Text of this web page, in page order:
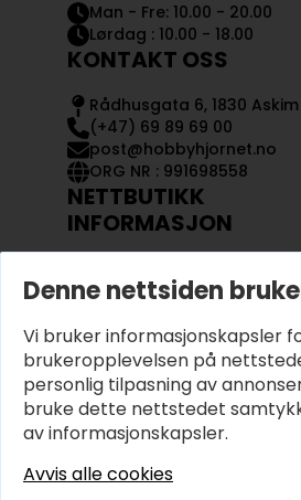
Man - Fre: 10.00 - 20.00
Lørdag : 10.00 - 18.00
KONTAKT OSS
Rådhusgata 6, 1830 Askim
(+47) 69 89 69 00
post@hobbyhjornet.no
ORG NR : 991698558
NETTBUTIKK
INFORMASJON
OM OSS
KJØPSVILKÅR OG
PERSONVERN
Denne nettsiden
Vi bruker informasjonskapsler
brukeropplevelsen på
personlig tilpasning av
bruke dette nettstedet
av informasjonskapsler.
Avvis alle cookies